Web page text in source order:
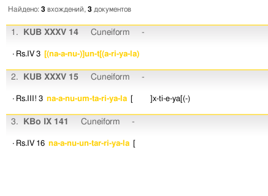
Найдено: 3 вхождений, 3 документов
1. KUB XXXV 14 Cuneiform -
· Rs.IV 3 [(na-a-nu-)]un-t[(a-ri-ya-la)
2. KUB XXXV 15 Cuneiform -
· Rs.III! 3 na-a-nu-um-ta-ri-ya-la [ ]x-ti-e-ya[(-)
3. KBo IX 141 Cuneiform -
· Rs.IV 16 na-a-nu-un-tar-ri-ya-la [